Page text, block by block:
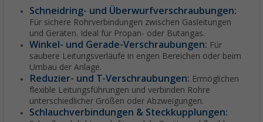
Schneidring- und Überwurfverschraubungen:
Für sichere Rohrverbindungen zwischen Gasleitungen
und Geräten. Ideal für Propan- oder Butangas.
Winkel- und Gerade-Verschraubungen: Für
saubere Leitungsverläufe in engen Bereichen oder beim
Umbau der Anlage.
Reduzier- und T-Verschraubungen: Ermöglichen
flexible Leitungsführungen und verbinden Rohre
unterschiedlicher Größen oder Abzweigungen.
Schlauchverbindungen & Steckkupplungen: